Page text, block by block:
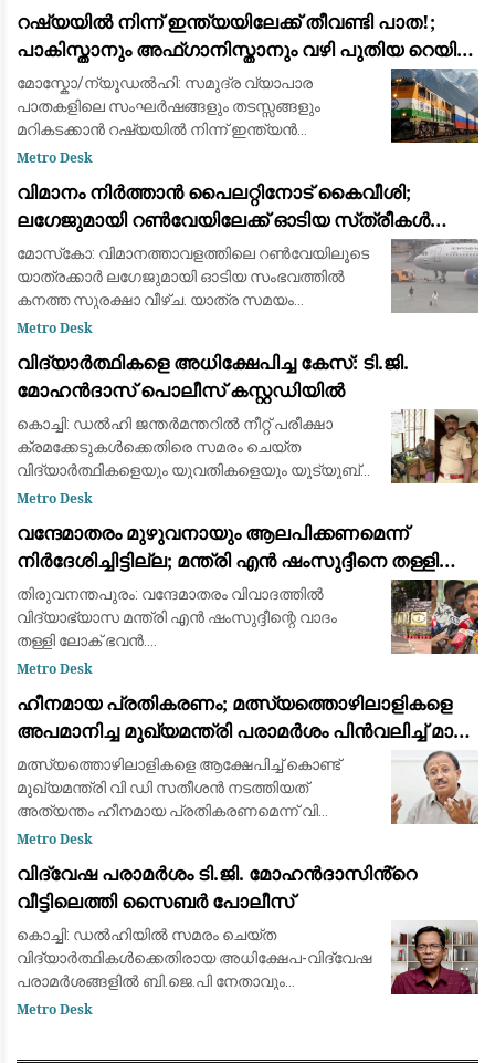
റഷ്യയിൽ നിന്ന് ഇന്ത്യയിലേക്ക് തീവണ്ടി പാത!;
പാകിസ്താനും അഫ്ഗാനിസ്താനും വഴി പുതിയ റെയിൽ
പദ്ധതിയുമായി ഉപപ്രധാനമന്ത്രി മററ്റ് ഖൂസ്നൂലീൻ
മോസ്കോ/ന്യൂഡൽഹി: സമുദ്ര വ്യാപാര
പാതകളിലെ സംഘർഷങ്ങളും തടസ്സങ്ങളും
മറികടക്കാൻ റഷ്യയിൽ നിന്ന് ഇന്ത്യൻ
മഹാസമുദ്രത്തിലേക്കും ഇന്ത്യയിലേക്കും നേരിട്ട്
പരിശോധിച്ച് വ
Metro Desk
വിമാനം നിർത്താൻ പൈലറ്റിനോട് കൈവീശി;
ലഗേജുമായി റൺവേയിലേക്ക് ഓടിയ സ്‌ത്രീകൾ
പിടിയിൽ
മോസ്‌കോ: വിമാനത്താവളത്തിലെ റൺവേയിലൂടെ
യാത്രക്കാർ ലഗേജുമായി ഓടിയ സംഭവത്തിൽ
കനത്ത സുരക്ഷാ വീഴ്ച. യാത്ര സമയം
കഴിഞ്ഞെത്തിയതിനെ തുടർന്ന് ഫ്‌ളൈറ്റ് നഷ്ടപ്പെട്ട
Metro Desk
വിദ്യാർത്ഥികളെ അധിക്ഷേപിച്ച കേസ്: ടി.ജി.
മോഹൻദാസ് പൊലീസ് കസ്റ്റഡിയിൽ
കൊച്ചി: ഡൽഹി ജന്തർമന്തറിൽ നീറ്റ് പരീക്ഷാ
ക്രമക്കേടുകൾക്കെതിരെ സമരം ചെയ്ത
വിദ്യാർത്ഥികളെയും യുവതികളെയും യൂട്യൂബ്
വീഡിയോയിലൂടെ അധിക്ഷേപിക്കുകയും വിദ്വേഷ
ബി.ജെ.പി പ്രൊഫഷണൽ
Metro Desk
വന്ദേമാതരം മുഴുവനായും ആലപിക്കണമെന്ന്
നിര്‍ദേശിച്ചിട്ടില്ല; മന്ത്രി എന്‍ ഷംസുദ്ദീനെ തള്ളി
ലോക് ഭവന്‍
തിരുവനന്തപുരം: വന്ദേമാതരം വിവാദത്തില്‍
വിദ്യാഭ്യാസ മന്ത്രി എന്‍ ഷംസുദ്ദീന്റെ വാദം
തള്ളി ലോക് ഭവന്‍.
സ്വാതന്ത്ര്യദിനാഘോഷത്തില്‍ വന്ദേമാതരം
സെക്രട്ടറിക്ക് നല്‍കി
Metro Desk
ഹീനമായ പ്രതികരണം; മത്സ്യത്തൊഴിലാളികളെ
അപമാനിച്ച മുഖ്യമന്ത്രി പരാമർശം പിൻവലിച്ച് മാപ്പ്
പറയണം: വി. മുരളീധരൻ
മത്സ്യത്തൊഴിലാളികളെ ആക്ഷേപിച്ച് കൊണ്ട്
മുഖ്യമന്ത്രി വി ഡി സതീശന്‍ നടത്തിയത്
അത്യന്തം ഹീനമായ പ്രതികരണമെന്ന് വി
മുരളീധരന്‍ എംഎല്‍എ. മുഖ്യമന്ത്രി നടത്തിയ
അദ്ദേഹ
Metro Desk
വിദ്വേഷ പരാമർശം ടി.ജി. മോഹൻദാസിൻ്റെ
വീട്ടിലെത്തി സൈബർ പോലീസ്
കൊച്ചി: ഡൽഹിയിൽ സമരം ചെയ്ത
വിദ്യാർത്ഥികൾക്കെതിരായ അധിക്ഷേപ-വിദ്വേഷ
പരാമർശങ്ങളിൽ ബി.ജെ.പി നേതാവും
ആർ.എസ്.എസ് അനുകൂലിയുമായ ടി.ജി.
Metro Desk